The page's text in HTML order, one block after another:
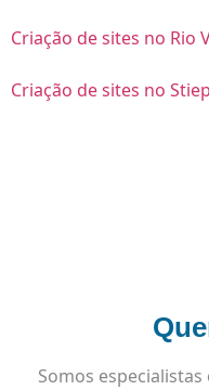
Criação de sites no Rio
Criação de sites no
Somos